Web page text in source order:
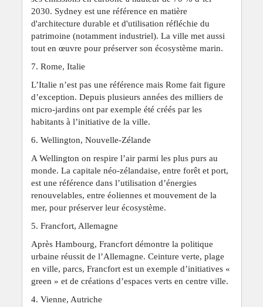
2030. Sydney est une référence en matière
d'architecture durable et d'utilisation réfléchie du
patrimoine (notamment industriel). La ville met aussi
tout en œuvre pour préserver son écosystème marin.
7. Rome, Italie
L’Italie n’est pas une référence mais Rome fait figure
d’exception. Depuis plusieurs années des milliers de
micro-jardins ont par exemple été créés par les
habitants à l’initiative de la ville.
6. Wellington, Nouvelle-Zélande
A Wellington on respire l’air parmi les plus purs au
monde. La capitale néo-zélandaise, entre forêt et port,
est une référence dans l’utilisation d’énergies
renouvelables, entre éoliennes et mouvement de la
mer, pour préserver leur écosystème.
5. Francfort, Allemagne
Après Hambourg, Francfort démontre la politique
urbaine réussit de l’Allemagne. Ceinture verte, plage
en ville, parcs, Francfort est un exemple d’initiatives «
green » et de créations d’espaces verts en centre ville.
4. Vienne, Autriche